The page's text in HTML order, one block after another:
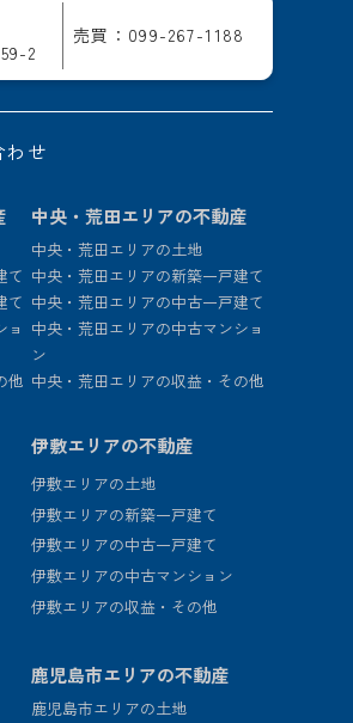
2
売買：099-267-1188
せ
て
て
ョ
他
中央・荒田エリアの不動産
中央・荒田エリアの土地
中央・荒田エリアの新築一戸建て
中央・荒田エリアの中古一戸建て
中央・荒田エリアの中古マンショ
ン
中央・荒田エリアの収益・その他
伊敷エリアの不動産
伊敷エリアの土地
伊敷エリアの新築一戸建て
伊敷エリアの中古一戸建て
伊敷エリアの中古マンション
伊敷エリアの収益・その他
鹿児島市エリアの不動産
鹿児島市エリアの土地